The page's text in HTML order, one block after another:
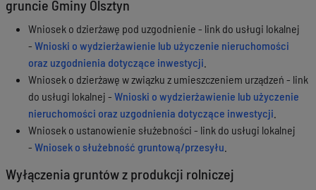
gruncie Gminy Olsztyn
Wniosek o dzierżawę pod uzgodnienie - link do usługi lokalnej
- Wnioski o wydzierżawienie lub użyczenie nieruchomości
oraz uzgodnienia dotyczące inwestycji
Wniosek o dzierżawę w związku z umieszczeniem urządzeń - link
do usługi lokalnej - Wnioski o wydzierżawienie lub użyczenie
nieruchomości oraz uzgodnienia dotyczące inwestycji
Wniosek o ustanowienie służebności - link do usługi lokalnej
- Wniosek o służebność gruntową/przesyłu
Wyłączenia gruntów z produkcji rolniczej